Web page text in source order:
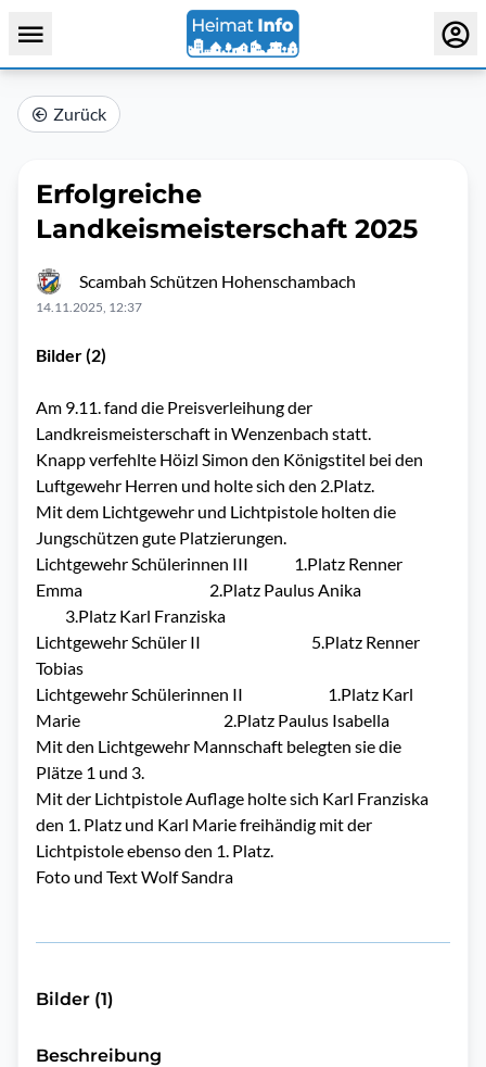
Zurück
Erfolgreiche
Landkeismeisterschaft 2025
Scambah Schützen Hohenschambach
14.11.2025, 12:37
Bilder (2)
Am 9.11. fand die Preisverleihung der
Landkreismeisterschaft in Wenzenbach statt.
Knapp verfehlte Höizl Simon den Königstitel bei den
Luftgewehr Herren und holte sich den 2.Platz.
Mit dem Lichtgewehr und Lichtpistole holten die
Jungschützen gute Platzierungen.
Lichtgewehr Schülerinnen III 1.Platz Renner
Emma 2.Platz Paulus Anika
3.Platz Karl Franziska
Lichtgewehr Schüler II 5.Platz Renner
Tobias
Lichtgewehr Schülerinnen II 1.Platz Karl
Marie 2.Platz Paulus Isabella
Mit den Lichtgewehr Mannschaft belegten sie die
Plätze 1 und 3.
Mit der Lichtpistole Auflage holte sich Karl Franziska
den 1. Platz und Karl Marie freihändig mit der
Lichtpistole ebenso den 1. Platz.
Foto und Text Wolf Sandra
Bilder (1)
Beschreibung